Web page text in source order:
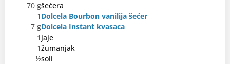
70 gšećera
1 Dolcela Bourbon vanilija šećer
7 gDolcela Instant kvasaca
1 jaje
1žumanjak
½soli